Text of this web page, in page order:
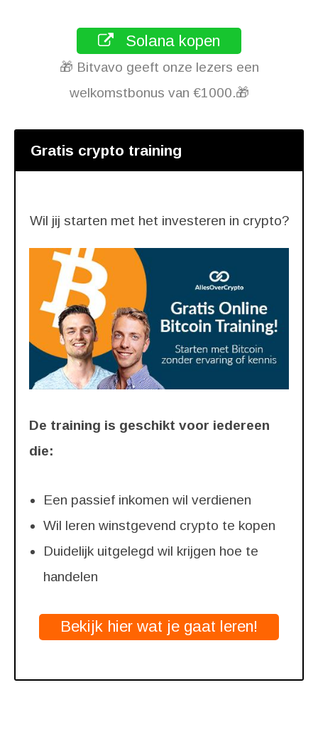
Solana kopen
🎁 Bitvavo geeft onze lezers een
welkomstbonus van €1000.🎁
Gratis crypto training
Wil jij starten met het investeren in crypto?
De training is geschikt voor iedereen
die:
Een passief inkomen wil verdienen
Wil leren winstgevend crypto te kopen
Duidelijk uitgelegd wil krijgen hoe te
handelen
Bekijk hier wat je gaat leren!